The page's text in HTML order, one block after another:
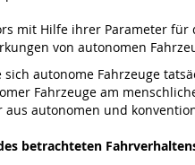
mit Hilfe ihrer Parameter
von autonomen
autonome Fahrzeuge
Fahrzeuge am
aus autonomen und
betrachteten